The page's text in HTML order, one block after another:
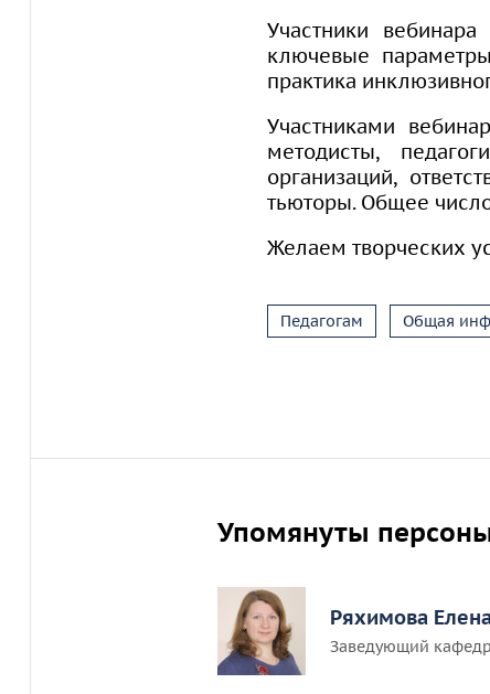
Участники
ключевые
практика
Участниками
методисты,
организаций,
тьюторы. Общее
Желаем творческих
Педагогам Общая
Упомянуты
Ряхимова
Заведующий